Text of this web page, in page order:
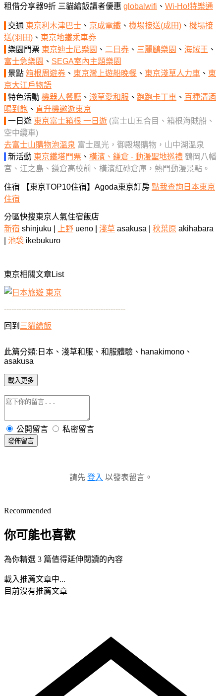
租借分享器9折 三貓繪飯讀者優惠 globalwifi 、 Wi-Ho!特樂通
交通 東京利木津巴士 、 京成電鐵 、 機場接送(成田) 、 機場接
送(羽田) 、 東京地鐵乘車券
樂園門票 東京迪士尼樂園 、 二日券 、 三麗鷗樂園 、 海賊王 、
富士急樂園 、 SEGA室內主題樂園
景點 箱根周遊券 、 東京灣上遊船晚餐 、 東京淺草人力車 、 東
京大江戶物語
特色活動 機器人餐廳 、 淺草愛和服 、 跑跑卡丁車 、 百種清酒
喝到飽 、 直升機遨遊東京
一日遊 東京富士箱根 一日遊 (富士山五合目、箱根海賊船、
空中纜車)
去富士山購物泡溫泉 富士風光，御殿場購物，山中湖溫泉
新活動 東京鐵塔門票 、 橫濱、鎌倉 - 動漫聖地巡禮 鶴岡八幡
宮、江之島、鎌倉高校前、橫濱紅磚倉庫，熱門動漫景點。
住宿 【東京TOP10住宿】Agoda東京訂房 點我查詢日本東京
住宿
分區快搜東京人氣住宿飯店
新宿 shinjuku | 上野 ueno | 淺草 asakusa | 秋葉原 akihabara
池袋 ikebukuro
東京相關文章List
-------------------------------------------------
回到 三貓繪飯
此篇分類:日本、淺草和服、和服體驗、hanakimono 、
asakusa
載入更多
公開留言 私密留言
發佈留言
請先 登入 以發表留言。
Recommended
你可能也喜歡
為你精選 3 篇值得延伸閱讀的內容
載入推薦文章中...
目前沒有推薦文章